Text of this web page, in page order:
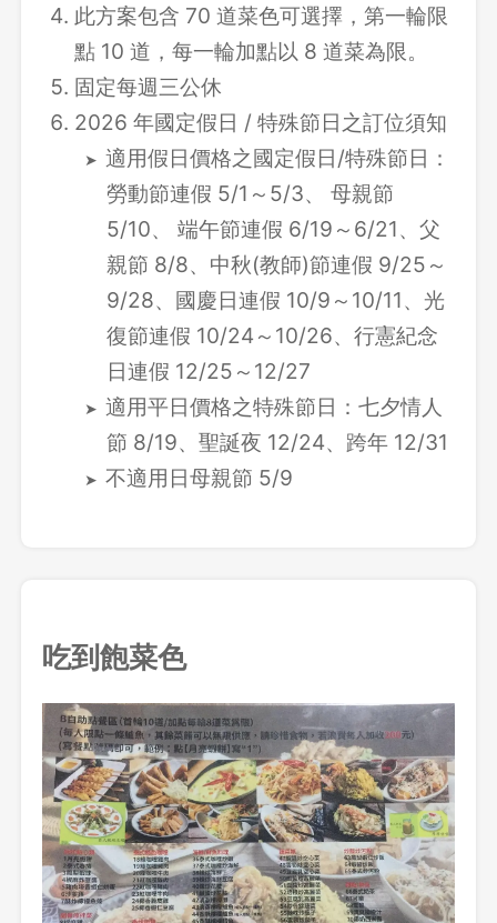
此方案包含 70 道菜色可選擇，第一輪限
點 10 道，每一輪加點以 8 道菜為限。
固定每週三公休
2026 年國定假日 / 特殊節日之訂位須知
適用假日價格之國定假日/特殊節日：
勞動節連假 5/1～5/3、 母親節
5/10、 端午節連假 6/19～6/21、父
親節 8/8、中秋(教師)節連假 9/25～
9/28、國慶日連假 10/9～10/11、光
復節連假 10/24～10/26、行憲紀念
日連假 12/25～12/27
適用平日價格之特殊節日：七夕情人
節 8/19、聖誕夜 12/24、跨年 12/31
不適用日母親節 5/9
吃到飽菜色